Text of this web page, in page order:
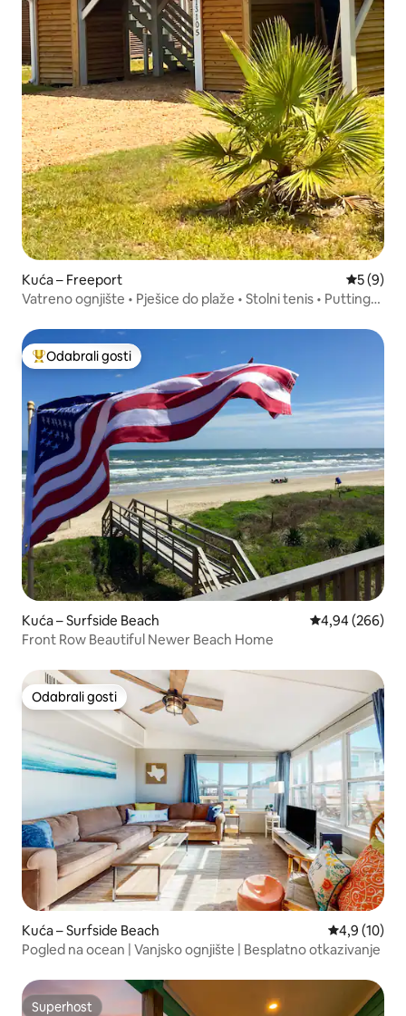
Kuća – Freeport
5 (9)
Vatreno ognjište • Pješice do plaže • Stolni tenis • Putting
Među najviše rangiranima s oznakom „Odabrali gosti”
Odabrali gosti
Kuća – Surfside Beach Prosječna
4,94 (266)
Front Row Beautiful Newer Beach Home
Odabrali gosti
Odabrali gosti
Kuća – Surfside Beach Prosječna
4,9 (10)
Pogled na ocean | Vanjsko ognjište | Besplatno otkazivanje
Superhost